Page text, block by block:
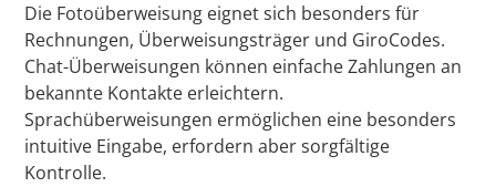
Die Fotoüberweisung eignet sich besonders für
Rechnungen, Überweisungsträger und GiroCodes.
Chat-Überweisungen können einfache Zahlungen an
bekannte Kontakte erleichtern.
Sprachüberweisungen ermöglichen eine besonders
intuitive Eingabe, erfordern aber sorgfältige
Kontrolle.